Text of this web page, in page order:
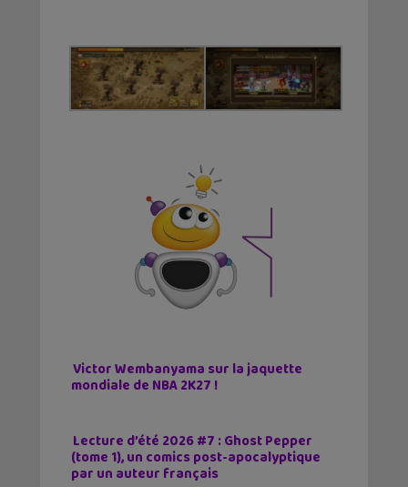
Victor Wembanyama sur la jaquette
mondiale de NBA 2K27 !
Lecture d’été 2026 #7 : Ghost Pepper
(tome 1), un comics post-apocalyptique
par un auteur français